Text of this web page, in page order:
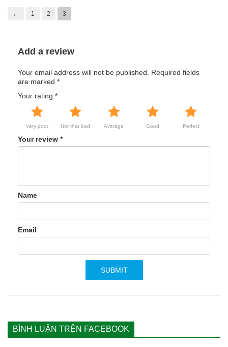
← 1 2 3
Add a review
Your email address will not be published.
Required fields
are marked *
Your rating *
Very poor Not that bad Average Good Perfect
Your review *
Name
Email
BÌNH LUẬN TRÊN FACEBOOK